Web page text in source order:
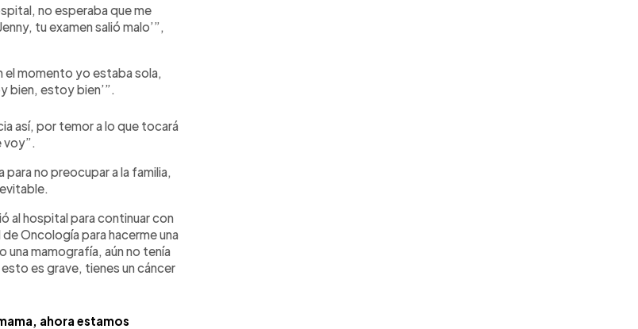
no esperaba que me
tu examen salió malo’”,
el momento yo estaba sola,
bien, estoy bien’”.
así, por temor a lo que tocará
voy”.
no preocupar a la familia,
al hospital para continuar con
Oncología para hacerme una
una mamografía, aún no tenía
es grave, tienes un cáncer
ahora estamos